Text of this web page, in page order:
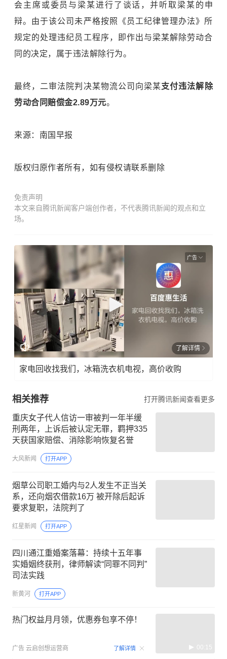
会主席或委员与梁某进行了谈话，并听取梁某的申
辩。由于该公司未严格按照《员工纪律管理办法》所
规定的处理违纪员工程序，即作出与梁某解除劳动合
同的决定，属于违法解除行为。
最终，二审法院判决某物流公司向梁某支付违法解除
劳动合同 赔偿金2.89万元。
来源：南国早报
版权归原作者所有，如有侵权请联系删除
免责声明
本文来自腾讯新闻客户端创作者，不代表腾讯新闻的观点和立
场。
广告
了解详情
家电回收找我们，冰箱洗衣机电视，高价收购
相关推荐 打开腾讯新闻查看更多
重庆女子代人信访一审被判一年半缓
刑两年，上诉后被认定无罪，羁押335
天获国家赔偿、消除影响恢复名誉
大风新闻 打开APP
烟草公司职工婚内与2人发生不正当关
系，还向烟农借款16万 被开除后起诉
要求复职，法院判了
红星新闻 打开APP
四川通江重婚案落幕：持续十五年事
实婚姻终获刑，律师解读“同罪不同判”
司法实践
新黄河 打开APP
热门权益月月领，优惠券包享不停！
广告 云启创想运营商 了解详情 00:15